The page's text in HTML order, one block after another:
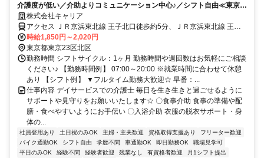
介護度が低い／介助よりコミュニケーション中心♪／シフト自由≪東京都
北区周辺≫
株式会社キャリア
アクセス ＪＲ京浜東北線 王子北口徒歩約5分、ＪＲ京浜東北線 王子
北口徒歩約5分、都電荒川線 飛鳥山出入口1徒歩約7分
時給1,850円～2,020円
東京都東京23区北区
勤務時間 シフトサイクル：1ヶ月 勤務時間や週回数はお気軽にご相談
ください♪ 【勤務時間例】 07:00～20:00 ※就業時間に合わせて休憩
あり 【シフト例】 ▼フルタイム勤務大歓迎☆ 早番：...
仕事内容 デイサービスでの介護士 毎日を生き生きと過ごせるように
サポートや見守りをお願いいたします☆ 〇食事介助 食事の準備や配
膳・食べやすいようにお手伝い 〇入浴介助 衣服の脱衣サポート・身
体の...
社員登用あり 土日祝のみOK 主婦・主夫歓迎 資格取得支援あり
フリーター歓迎
バイク通勤OK
シフト自由 学歴不問 車通勤OK 即日勤務OK
職場見学可
平日のみOK
経験不問 経験者歓迎 残業なし 有資格者歓迎
月1シフト提出